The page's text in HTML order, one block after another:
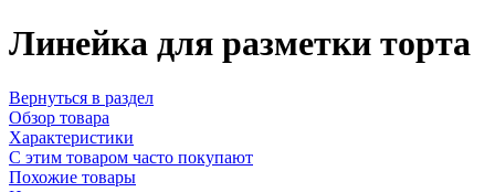
Линейка для разметки торта
Вернуться в раздел
Обзор товара
Характеристики
С этим товаром часто покупают
Похожие товары